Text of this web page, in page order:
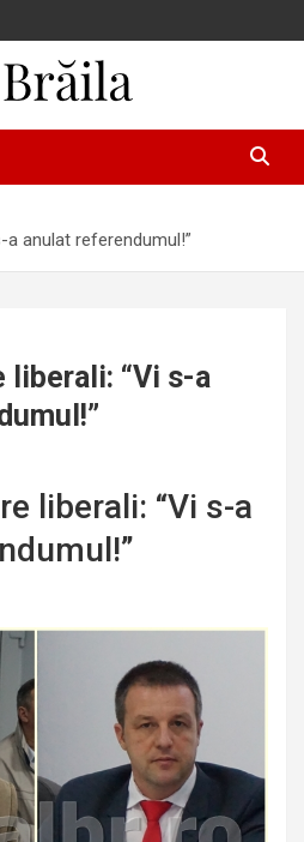
a anulat referendumul!”
liberali: “Vi s-a
liberali: “Vi s-a